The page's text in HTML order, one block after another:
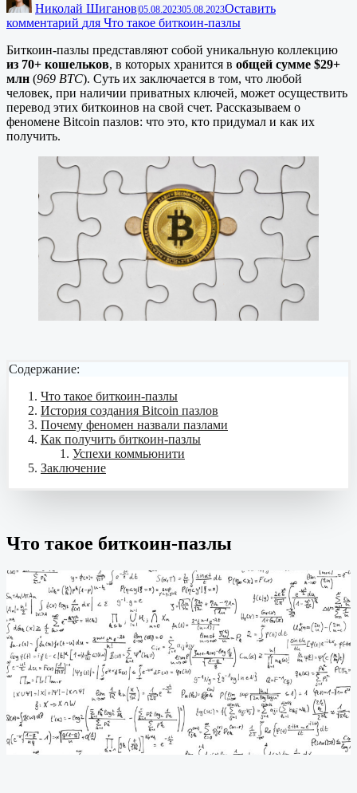
Николай Шиганов|05.08.202305.08.2023Оставить
комментарий для Что такое биткоин-пазлы
Биткоин-пазлы представляют собой уникальную коллекцию
из 70+ кошельков, в которых хранится в общей сумме $29+
млн (969 BTC). Суть их заключается в том, что любой
человек, при наличии приватных ключей, может осуществить
перевод этих биткоинов на свой счет. Рассказываем о
феномене Bitcoin пазлов: что это, кто придумал и как их
получить.
Содержание:
Что такое биткоин-пазлы
История создания Bitcoin пазлов
Почему феномен назвали пазлами
Как получить биткоин-пазлы
Успехи коммьюнити
Заключение
Что такое биткоин-пазлы